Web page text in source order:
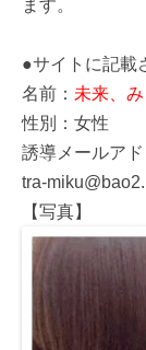
ます。
●サイトに記載
名前： 未来、
性別：女性
誘導メールアド
tra-
【写真】